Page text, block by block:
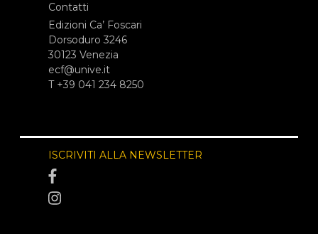
Contatti
Edizioni Ca’ Foscari
Dorsoduro 3246
30123 Venezia
ecf@unive.it
T +39 041 234 8250
ISCRIVITI ALLA NEWSLETTER